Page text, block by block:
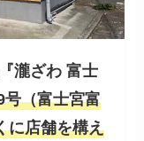
『瀧ざわ富士
号（富士宮富
に店舗を構え